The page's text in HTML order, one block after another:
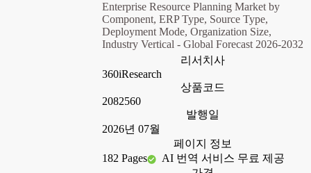
Enterprise Resource Planning Market by
Component, ERP Type, Source Type,
Deployment Mode, Organization Size,
Industry Vertical - Global Forecast 2026-2032
리서치사
360iResearch
상품코드
2082560
발행일
2026년 07월
페이지 정보
182 Pages
AI 번역 서비스 무료 제공